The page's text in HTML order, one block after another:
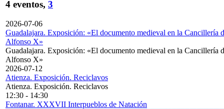
4 eventos, 3
2026-07-06
Guadalajara. Exposición: «El documento medieval en la Cancillería
Alfonso X»
Guadalajara. Exposición: «El documento medieval en la Cancillería
Alfonso X»
2026-07-12
Atienza. Exposición. Reciclavos
Atienza. Exposición. Reciclavos
12:30 - 14:30
Fontanar. XXXVII Interpueblos de Natación